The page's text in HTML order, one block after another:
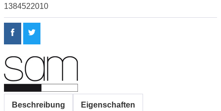
1384522010
Beschreibung Eigenschaften